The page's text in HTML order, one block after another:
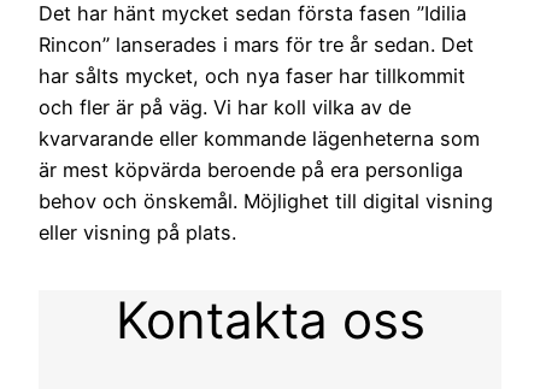
Det har hänt mycket sedan första fasen ”Idilia
Rincon” lanserades i mars för tre år sedan. Det
har sålts mycket, och nya faser har tillkommit
och fler är på väg. Vi har koll vilka av de
kvarvarande eller kommande lägenheterna som
är mest köpvärda beroende på era personliga
behov och önskemål. Möjlighet till digital visning
eller visning på plats.
Kontakta oss